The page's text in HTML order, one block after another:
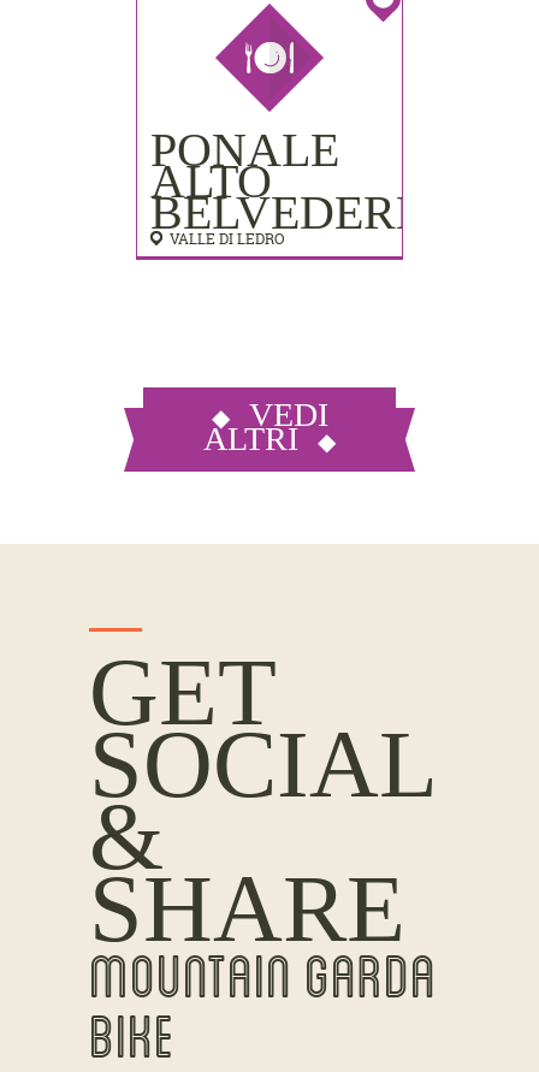
PONALE
ALTO
BELVEDERE
VALLE DI LEDRO
VEDI
ALTRI
GET
SOCIAL
&
SHARE
MOUNTAIN GARDA
BIKE